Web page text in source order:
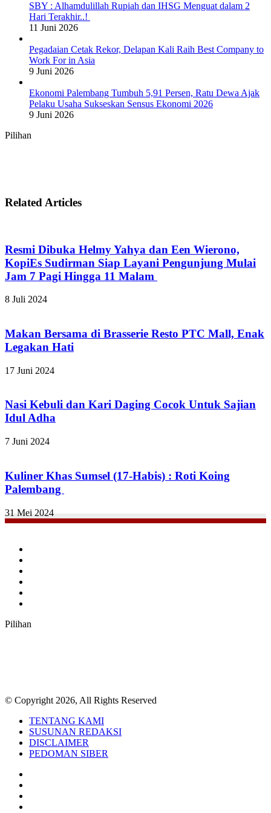
SBY : Alhamdulillah Rupiah dan IHSG Menguat dalam 2
Hari Terakhir..!
11 Juni 2026
Pegadaian Cetak Rekor, Delapan Kali Raih Best Company to
Work For in Asia
9 Juni 2026
Ekonomi Palembang Tumbuh 5,91 Persen, Ratu Dewa Ajak
Pelaku Usaha Sukseskan Sensus Ekonomi 2026
9 Juni 2026
Pilihan
Related Articles
Resmi Dibuka Helmy Yahya dan Een Wierono,
KopiEs Sudirman Siap Layani Pengunjung Mulai
Jam 7 Pagi Hingga 11 Malam
8 Juli 2024
Makan Bersama di Brasserie Resto PTC Mall, Enak
Legakan Hati
17 Juni 2024
Nasi Kebuli dan Kari Daging Cocok Untuk Sajian
Idul Adha
7 Juni 2024
Kuliner Khas Sumsel (17-Habis) : Roti Koing
Palembang
31 Mei 2024
Pilihan
© Copyright 2026, All Rights Reserved
TENTANG KAMI
SUSUNAN REDAKSI
DISCLAIMER
PEDOMAN SIBER